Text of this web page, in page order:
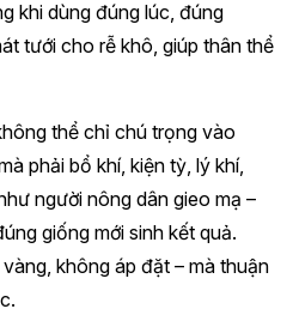
khi dùng đúng lúc, đúng
tưới cho rễ khô, giúp thân thể
thể chỉ chú trọng vào
phải bổ khí, kiện tỳ, lý khí,
người nông dân gieo mạ –
giống mới sinh kết quả.
không áp đặt – mà thuận